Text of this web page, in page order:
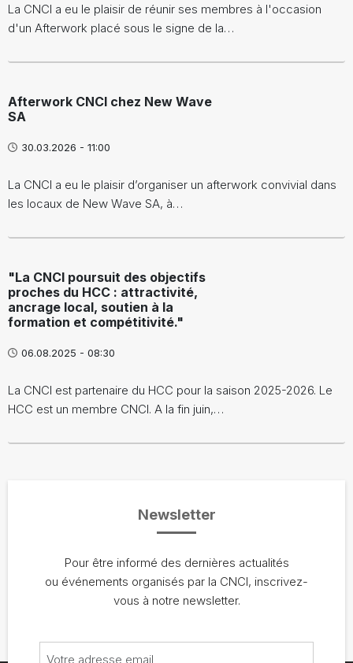
La CNCI a eu le plaisir de réunir ses membres à l'occasion
d'un Afterwork placé sous le signe de la…
Afterwork CNCI chez New Wave
SA
30.03.2026 - 11:00
La CNCI a eu le plaisir d’organiser un afterwork convivial dans
les locaux de New Wave SA, à…
"La CNCI poursuit des objectifs
proches du HCC : attractivité,
ancrage local, soutien à la
formation et compétitivité."
06.08.2025 - 08:30
La CNCI est partenaire du HCC pour la saison 2025-2026. Le
HCC est un membre CNCI. A la fin juin,…
Newsletter
Pour être informé des dernières actualités
ou événements organisés par la CNCI, inscrivez-
vous à notre newsletter.